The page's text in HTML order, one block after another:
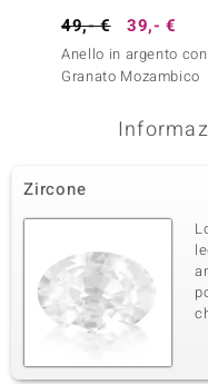
49,- € 39,- €
Anello in argento con
Granato Mozambico
Zircone